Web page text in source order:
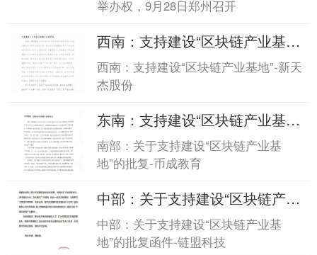
举办权，9月28日郑州召开
西南：支持建设“区块链产业基
地”-新天杰股份西南：支持建
设“区块链产业基地”-新天杰股份
西南：支持建设“区块链产业基地”-新天
杰股份
东南：支持建设“区块链产业基
地”-币成教育东南：支持建设“区
块链产业基地”-币成教育
南部：关于支持建设“区块链产业基
地”的批复-币成教育
中部：关于支持建设“区块链产业
基地”的批复函...中部：关于支持
建设“区块链产业基地”的批复函...
中部：关于支持建设“区块链产业基
地”的批复函件-链盟科技